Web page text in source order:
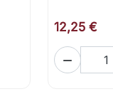
al carrito
12,25 €
